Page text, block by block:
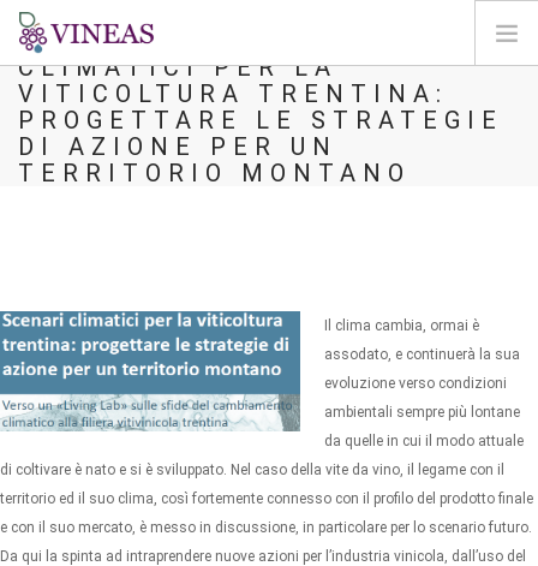
ΣΠΊΤΙ
ΓΙΑ ΤΗ VINEAS
ΕΠΙΠΤΏΣΕΙΣ ΤΗΣ CC
ΣΎΝΔΕΣΗ
EL
6 DICEMBRE - SCENARI
CLIMATICI PER LA
VITICOLTURA TRENTINA:
PROGETTARE LE STRATEGIE
DI AZIONE PER UN
TERRITORIO MONTANO
Il clima cambia, ormai è
assodato, e continuerà la sua
evoluzione verso condizioni
ambientali sempre più lontane
da quelle in cui il modo attuale
di coltivare è nato e si è sviluppato. Nel caso della vite da vino, il legame con il
territorio ed il suo clima, così fortemente connesso con il profilo del prodotto finale
e con il suo mercato, è messo in discussione, in particolare per lo scenario futuro.
Da qui la spinta ad intraprendere nuove azioni per l’industria vinicola, dall’uso del